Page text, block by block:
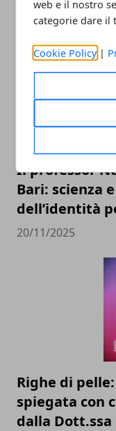
web e il nostro
categorie dare il
Cookie Policy |
ARTICOLI
Il professor
Bari: scienza
dell’identità
20/11/2025
Righe di
spiegata con
dalla Dott.ssa